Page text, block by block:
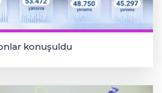
konuşuldu